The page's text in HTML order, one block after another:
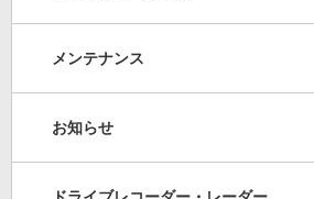
メンテナンス
お知らせ